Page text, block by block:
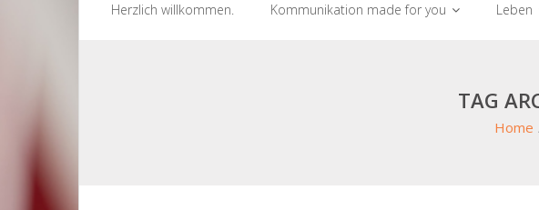
Herzlich willkommen. Kommunikation made for you Leben
TAG
Home